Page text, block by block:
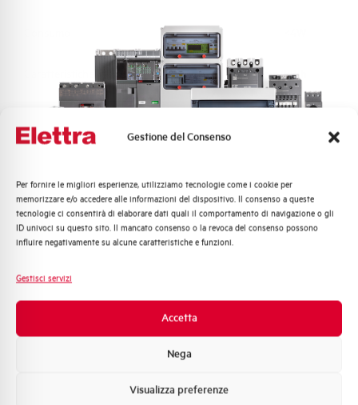
Gestione del Consenso
Per fornire le migliori esperienze, utilizziamo tecnologie come i cookie per
memorizzare e/o accedere alle informazioni del dispositivo. Il consenso a queste
tecnologie ci consentirà di elaborare dati quali il comportamento di navigazione o gli
ID univoci su questo sito. Il mancato consenso o la revoca del consenso possono
influire negativamente su alcune caratteristiche e funzioni.
Gestisci servizi
Accetta
Nega
Visualizza preferenze
1imp/kWh
Classe di precisione A
Grado di protezione IP51
Norma
Quali argomenti ti interessano di più?
Distribuzione di Energia
Automazione Industriale
Sistema Quadri
Promozioni e offerte
Formazione tecnica
Voglio ricevere aggiornamenti, novità di